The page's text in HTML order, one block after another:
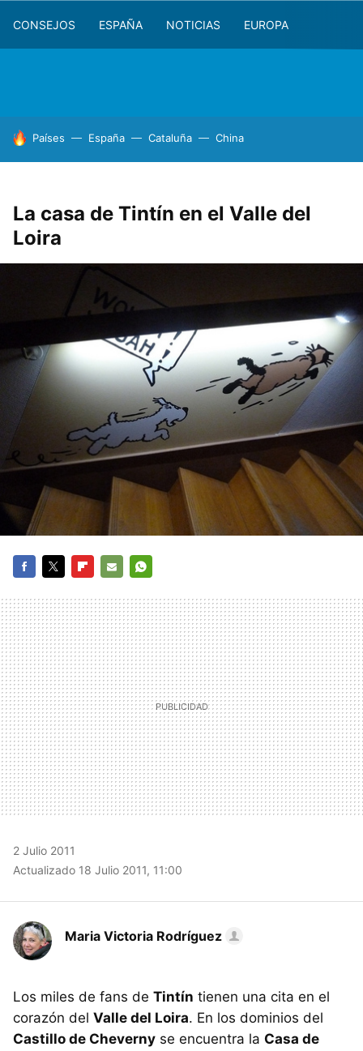
CONSEJOS ESPAÑA NOTICIAS EUROPA
HOY SE HABLA DE
Países España Cataluña China
La casa de Tintín en el Valle del
Loira
MAIL
2 Julio 2011
Actualizado 18 Julio 2011, 11:00
Maria Victoria Rodríguez
Los miles de fans de Tintín tienen una cita en el
corazón del Valle del Loira. En los dominios del
Castillo de Cheverny se encuentra la Casa de